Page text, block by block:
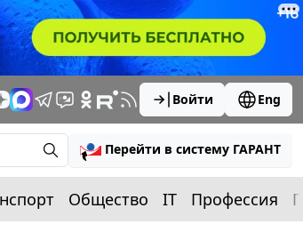
Войти Eng
Перейти в систему ГАРАНТ
Общество IT Профессия